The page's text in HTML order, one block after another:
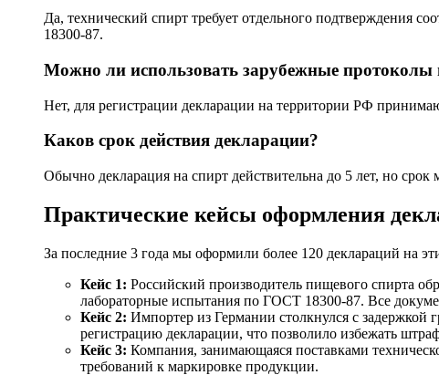
Да, технический спирт требует отдельного подтверждения
18300-87.
Можно ли использовать зарубежные протоколы
Нет, для регистрации декларации на территории РФ
Каков срок действия декларации?
Обычно декларация на спирт действительна до 5 лет, но
Практические кейсы оформления
За последние 3 года мы оформили более 120 деклараций на
Кейс 1: Российский производитель пищевого спирта
лабораторные испытания по ГОСТ 18300-87. Все
Кейс 2: Импортер из Германии столкнулся с задержкой
регистрацию декларации, что позволило избежать
Кейс 3: Компания, занимающаяся поставками
требований к маркировке продукции.